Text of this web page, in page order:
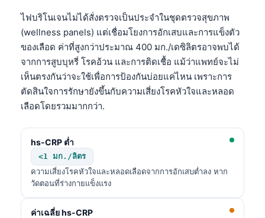
ไฟบริโนเจนไม่ได้สั่งตรวจเป็นประจำในชุดตรวจสุขภาพ
(wellness panels) แต่เชื่อมโยงการอักเสบและการแข็งตัว
ของเลือด ค่าที่สูงกว่าประมาณ 400 มก./เดซิลิตรอาจพบได้
จากการสูบบุหรี่ โรคอ้วน และการติดเชื้อ แม้ว่าแพทย์จะไม่
เห็นตรงกันว่าจะใช้เพื่อการป้องกันบ่อยแค่ไหน เพราะการ
ตัดสินใจการรักษายังขึ้นกับความเสี่ยงโรคหัวใจและหลอด
เลือดโดยรวมมากกว่า.
hs-CRP ต่ำ
<1 มก./ลิตร
ความเสี่ยงโรคหัวใจและหลอดเลือดจากการอักเสบต่ำลง หาก
วัดตอนที่ร่างกายแข็งแรง
ค่าเฉลี่ย hs-CRP